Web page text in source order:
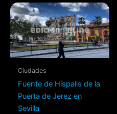
Ciudades
Fuente de Híspalis de la
Puerta de Jerez en
Sevilla